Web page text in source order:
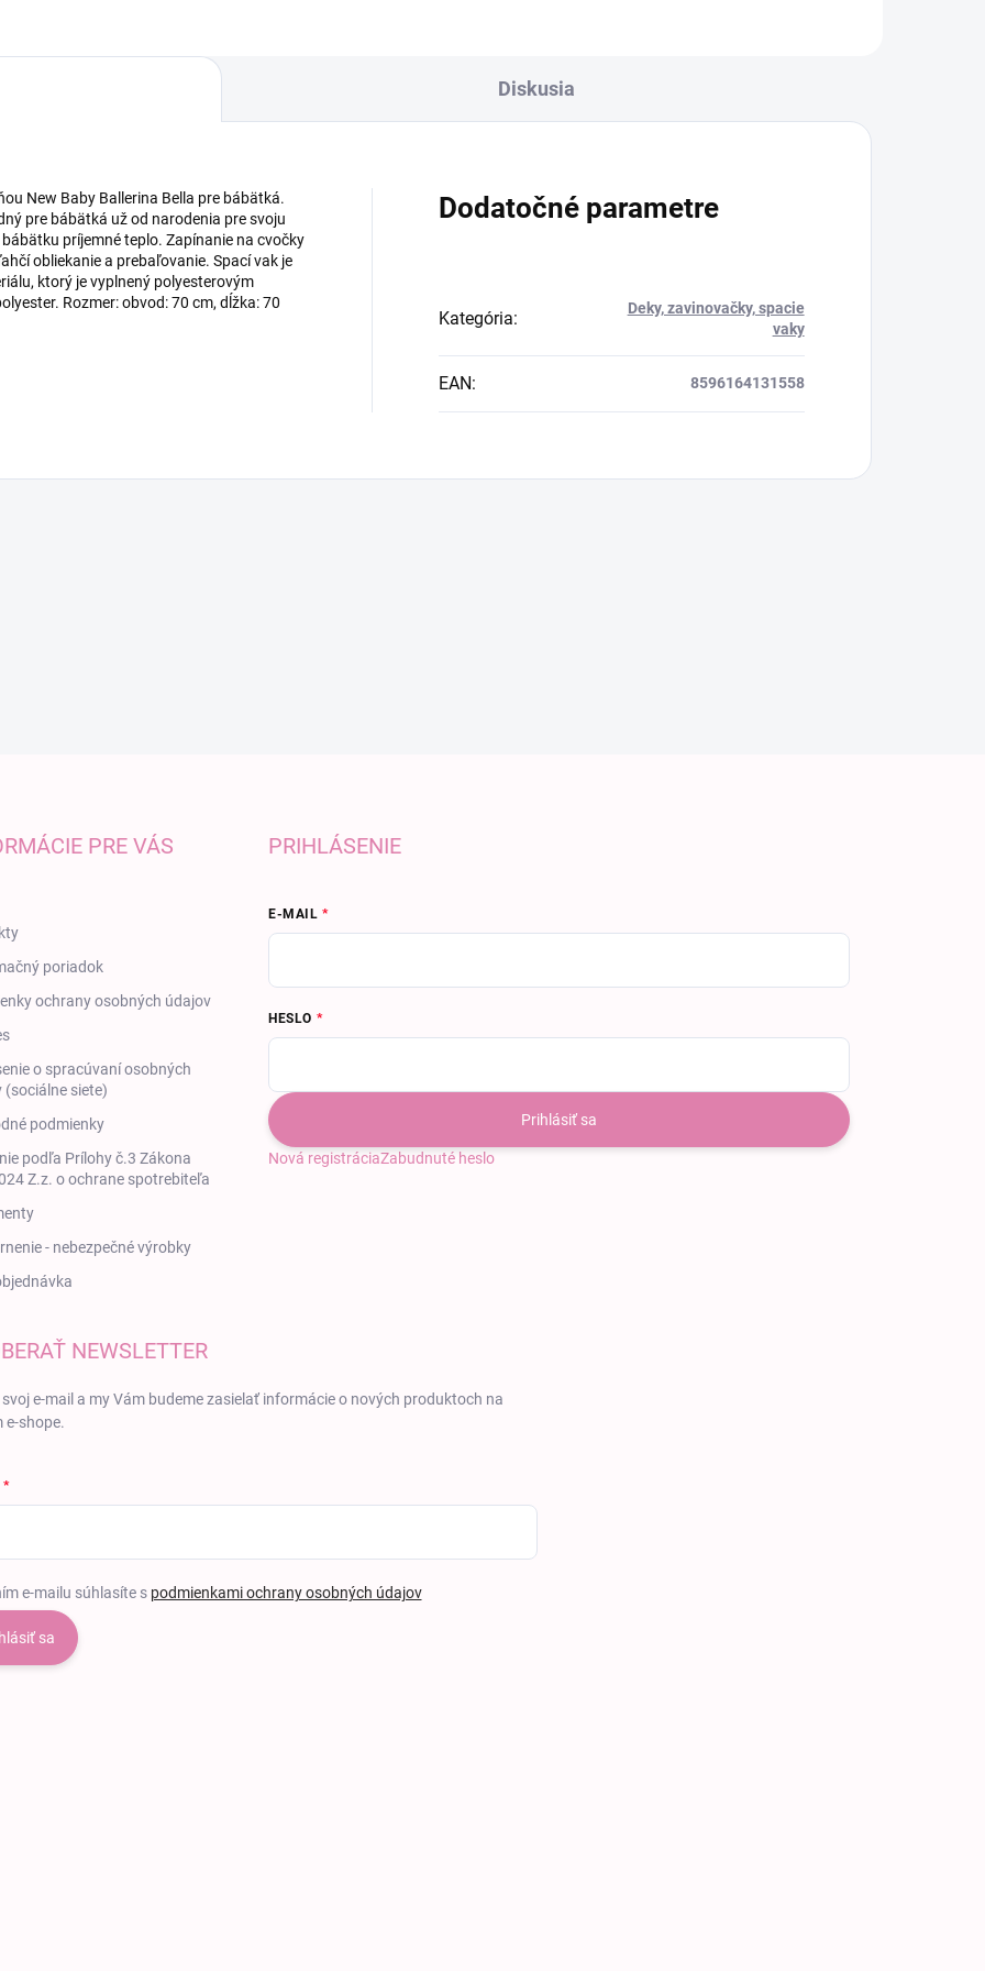
Diskusia
New Baby Ballerina Bella pre bábätká.
pre bábätká už od narodenia pre svoju
príjemné teplo. Zapínanie na cvočky
obliekanie a prebaľovanie. Spací vak je
ktorý je vyplnený polyesterovým
Rozmer: obvod: 70 cm, dĺžka: 70
Dodatočné parametre
Kategória:
Deky, zavinovačky, spacie
vaky
EAN: 8596164131558
PRE VÁS
poriadok
ochrany osobných údajov
o spracúvaní osobných
(sociálne siete)
podmienky
podľa Prílohy č.3 Zákona
Z.z. o ochrane spotrebiteľa
- nebezpečné výrobky
PRIHLÁSENIE
E-MAIL
HESLO
Prihlásiť sa
Nová registráciaZabudnuté heslo
NEWSLETTER
e-mail a my Vám budeme zasielať informácie o nových produktoch na
e-shope.
e-mailu súhlasíte s podmienkami ochrany osobných údajov
sa